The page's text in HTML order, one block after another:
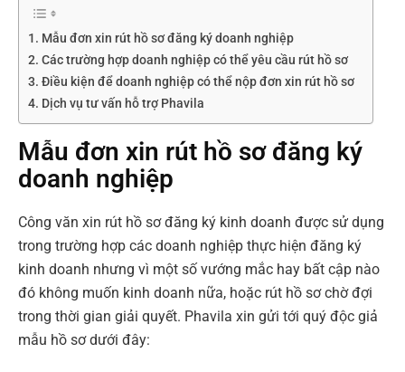
Mẫu đơn xin rút hồ sơ đăng ký doanh nghiệp
Các trường hợp doanh nghiệp có thể yêu cầu rút hồ sơ
Điều kiện để doanh nghiệp có thể nộp đơn xin rút hồ sơ
Dịch vụ tư vấn hỗ trợ Phavila
Mẫu đơn xin rút hồ sơ đăng ký
doanh nghiệp
Công văn xin rút hồ sơ đăng ký kinh doanh được sử dụng
trong trường hợp các doanh nghiệp thực hiện đăng ký
kinh doanh nhưng vì một số vướng mắc hay bất cập nào
đó không muốn kinh doanh nữa, hoặc rút hồ sơ chờ đợi
trong thời gian giải quyết. Phavila xin gửi tới quý độc giả
mẫu hồ sơ dưới đây: